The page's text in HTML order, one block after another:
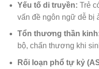
Yếu tố di truyền: Trẻ
vấn đề ngôn ngữ dễ bị
Tổn thương thần
bộ, chấn thương khi
Rối loạn phổ tự kỷ